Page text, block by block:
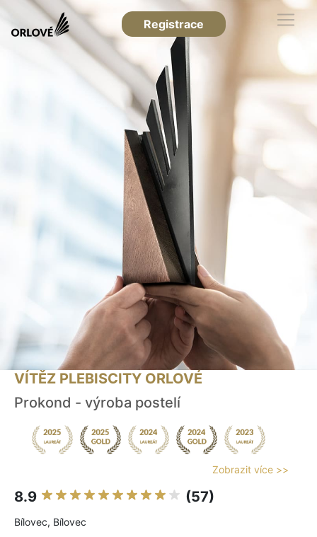
Registrace
VÍTĚZ PLEBISCITY ORLOVÉ
Prokond - výroba postelí
Zobrazit více >>
8.9 (57)
Bílovec, Bílovec